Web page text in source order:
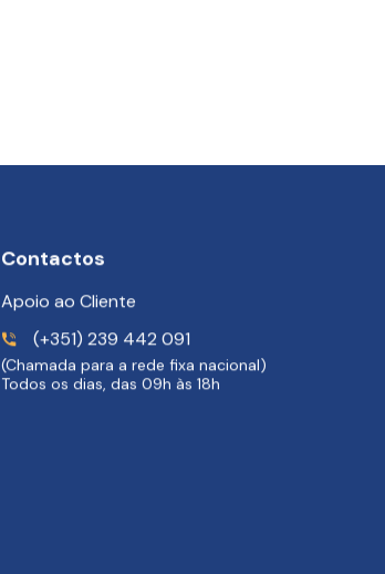
Contactos
Apoio ao Cliente
(+351) 239 442 091
(Chamada para a rede fixa nacional)
Todos os dias, das 09h às 18h